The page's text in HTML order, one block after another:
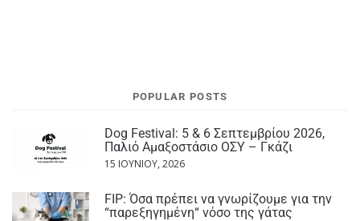
POPULAR POSTS
Dog Festival: 5 & 6 Σεπτεμβρίου 2026,
Παλιό Αμαξοστάσιο ΟΣΥ – Γκάζι
15 ΙΟΥΝΊΟΥ, 2026
FIP: Όσα πρέπει να γνωρίζουμε για την
“παρεξηγημένη“ νόσο της γάτας